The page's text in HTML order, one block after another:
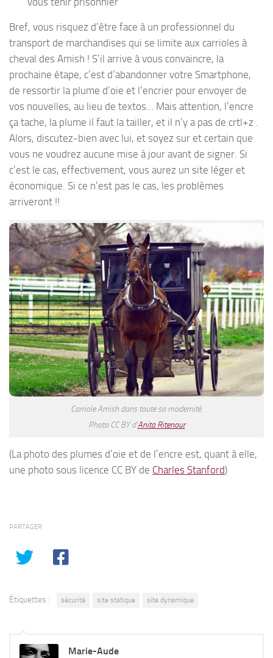
Bref, vous risquez d’être face à un professionnel du
transport de marchandises qui se limite aux carrioles à
cheval des Amish ! S’il arrive à vous convaincre, la
prochaine étape, c’est d’abandonner votre Smartphone,
de ressortir la plume d’oie et l’encrier pour envoyer de
vos nouvelles, au lieu de textos… Mais attention, l’encre
ça tache, la plume il faut la tailler, et il n’y a pas de crtl+z .
Alors, discutez-bien avec lui, et soyez sur et certain que
vous ne voudrez aucune mise à jour avant de signer. Si
c’est le cas, effectivement, vous aurez un site léger et
économique. Si ce n’est pas le cas, les problèmes
arriveront !!
Carriole Amish dans toute sa modernité.
Photo CC BY d’Anita Ritenour
(La photo des plumes d’oie et de l’encre est, quant à elle,
une photo sous licence CC BY de Charles Stanford)
PARTAGER
Étiquettes : sécurité site statique site dynamique
Marie-Aude